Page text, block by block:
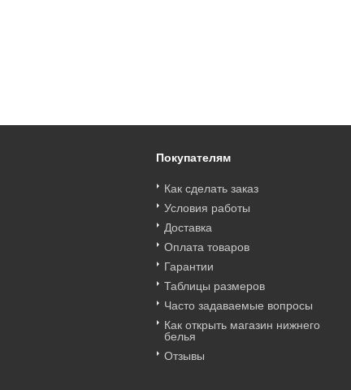
Покупателям
Как сделать заказ
Условия работы
Доставка
Оплата товаров
Гарантии
Таблицы размеров
Часто задаваемые вопросы
Как открыть магазин нижнего
белья
Отзывы